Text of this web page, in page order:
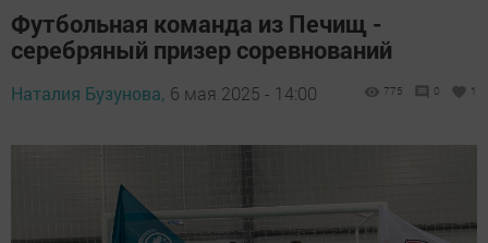
Футбольная команда из Печищ -
серебряный призер соревнований
Наталия Бузунова, 6 мая 2025 - 14:00 775 0 1